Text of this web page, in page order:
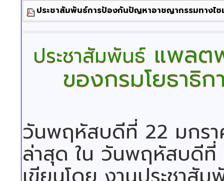
ประชาสัมพันธ์การป้องกันปัญหาอาชญากรรมทางไ
ประชาสัมพันธ์แพลตฟ
ของกรมโยธาธิก
วันพฤหัสบดีที่ 22 มกร
ล่าสุด ใน วันพฤหัสบดีที่